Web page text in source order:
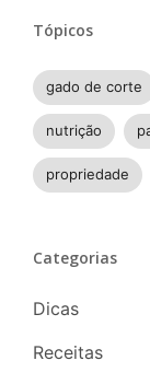
Tópicos
gado de corte
nutrição
propriedade
Categorias
Dicas
Receitas